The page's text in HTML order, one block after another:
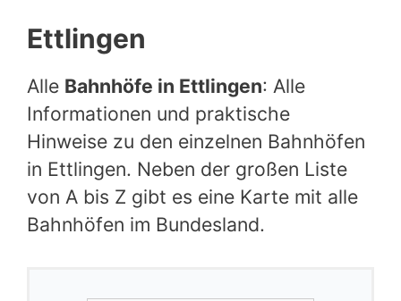
Ettlingen
Alle Bahnhöfe in Ettlingen: Alle
Informationen und praktische
Hinweise zu den einzelnen Bahnhöfen
in Ettlingen. Neben der großen Liste
von A bis Z gibt es eine Karte mit alle
Bahnhöfen im Bundesland.